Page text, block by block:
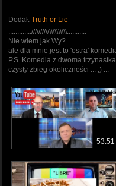
Dodał: Truth or Lie
.............//////////\\\\\\\\\\...........
Nie wiem jak Wy?
ale dla mnie jest to 'ostra'
P.S. Komedia z dwoma
czysty zbieg okoliczności ... ;) ...
53:51